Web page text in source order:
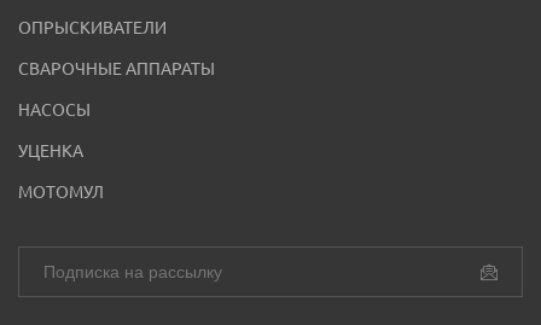
ОПРЫСКИВАТЕЛИ
СВАРОЧНЫЕ АППАРАТЫ
НАСОСЫ
УЦЕНКА
МОТОМУЛ